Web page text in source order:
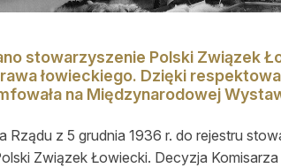
stowarzyszenie Polski Związek
łowieckiego. Dzięki
na Międzynarodowej
Rządu z 5 grudnia 1936 r. do rejestru
Związek Łowiecki. Decyzja